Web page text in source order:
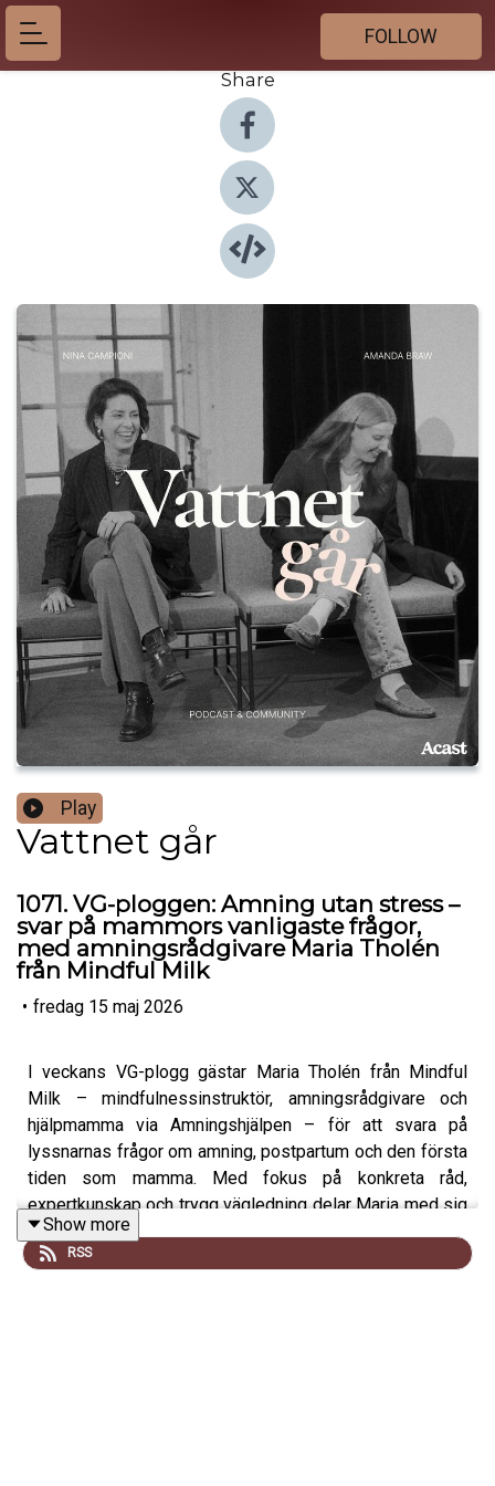
FOLLOW
Share
Play
Vattnet går
1071. VG-ploggen: Amning utan stress –
svar på mammors vanligaste frågor,
med amningsrådgivare Maria Tholén
från Mindful Milk
• fredag 15 maj 2026
I veckans VG-plogg gästar Maria Tholén från Mindful
Milk – mindfulnessinstruktör, amningsrådgivare och
hjälpmamma via Amningshjälpen – för att svara på
lyssnarnas frågor om amning, postpartum och den första
tiden som mamma. Med fokus på konkreta råd,
expertkunskap och trygg vägledning delar Maria med sig
av verktyg som kan göra amningsresan både lugnare och
mer hållbar.
Show more
RSS